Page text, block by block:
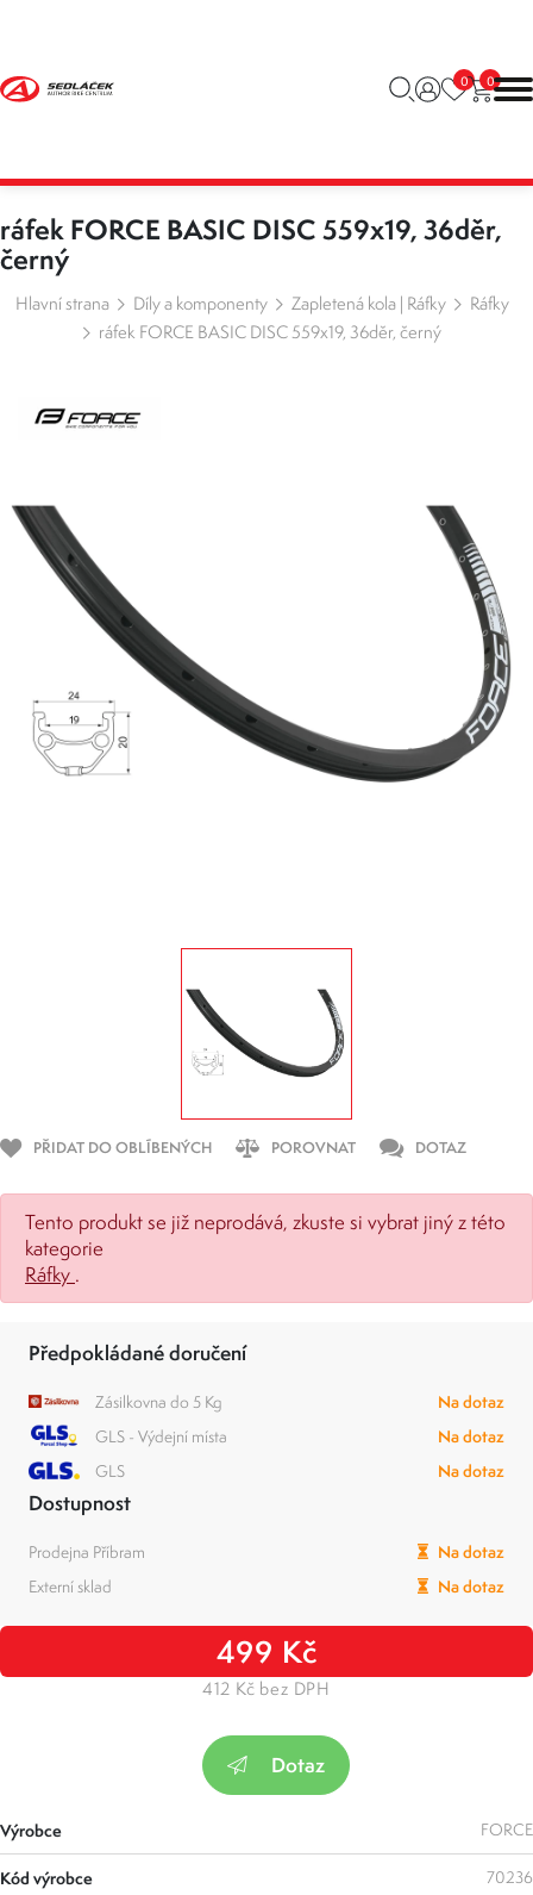
0 0
ráfek FORCE BASIC DISC 559x19, 36děr,
černý
Hlavní strana Díly a komponenty Zapletená kola | Ráfky
Ráfky
ráfek FORCE BASIC DISC 559x19, 36děr, černý
PŘIDAT DO OBLÍBENÝCH POROVNAT DOTAZ
Tento produkt se již neprodává, zkuste si vybrat jiný z této
kategorie
Ráfky .
Předpokládané doručení
Zásilkovna do 5 Kg
Na dotaz
GLS - Výdejní místa
Na dotaz
GLS
Na dotaz
Dostupnost
Prodejna Příbram
Na dotaz
Externí sklad
Na dotaz
499 Kč
412 Kč bez DPH
Dotaz
Výrobce FORCE
Kód výrobce 70236